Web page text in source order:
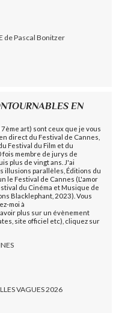
de Pascal Bonitzer
EN
art) sont ceux que je vous
direct du Festival de Cannes,
Festival du Film et du
fois membre de jurys de
plus de vingt ans. J'ai
illusions parallèles, Éditions du
le Festival de Cannes (L'amor
du Cinéma et Musique de
Blacklephant, 2023). Vous
moi à
plus sur un évènement
site officiel etc), cliquez sur
VAGUES 2026